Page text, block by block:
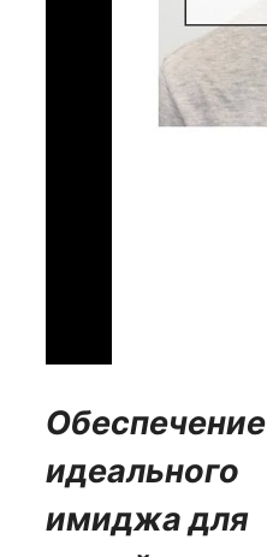
Обеспечение
идеального
имиджа для